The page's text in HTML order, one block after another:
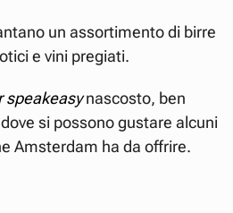
un assortimento di birre
e vini pregiati.
speakeasynascosto, ben
si possono gustare alcuni
Amsterdam ha da offrire.